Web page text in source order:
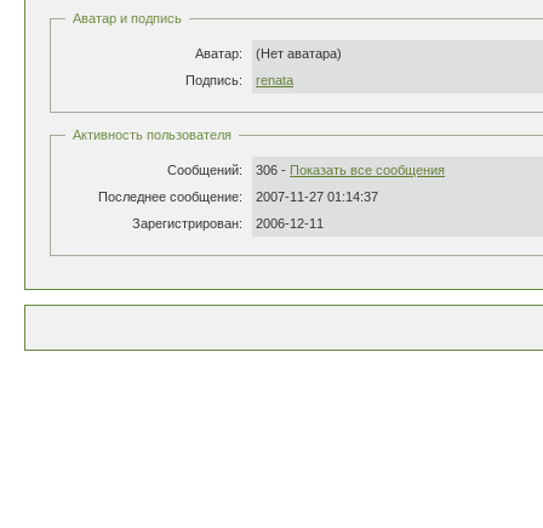
Аватар и подпись
Аватар:
(Нет аватара)
Подпись:
renata
Активность пользователя
Сообщений: 306 - Показать все сообщения
Последнее сообщение:
2007-11-27 01:14:37
Зарегистрирован:
2006-12-11